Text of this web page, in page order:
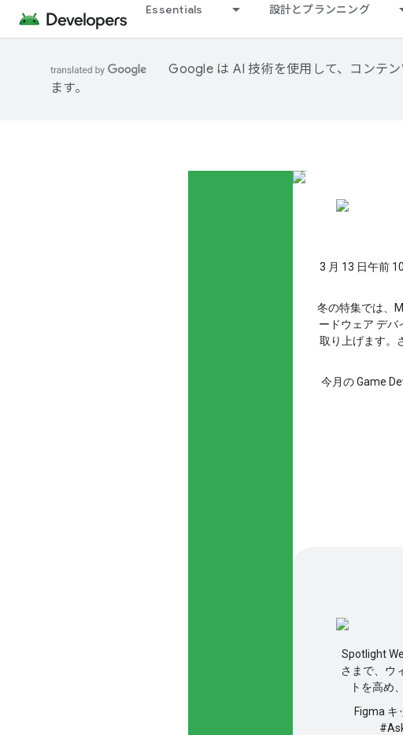
Essentials 設計とプランニング
Google は AI 技術を使用して、コンテ
ます。